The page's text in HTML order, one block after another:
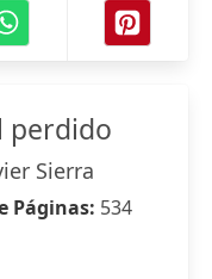
perdido
Sierra
Páginas: 534